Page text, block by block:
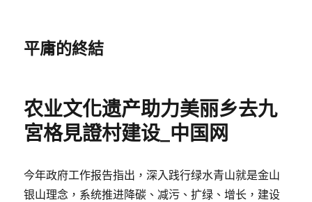
平庸的終結
农业文化遗产助力美丽乡去九
宮格見證村建设_中国网
今年政府工作报告指出，深入践行绿水青山就是金山
银山理念，系统推进降碳、减污、扩绿、增长，建设